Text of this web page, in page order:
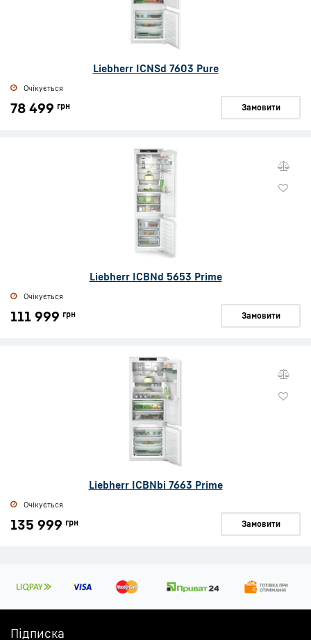
Liebherr ICNSd 7603 Pure
Очікується
78 499 грн Замовити
Liebherr ICBNd 5653 Prime
Очікується
111 999 грн Замовити
Liebherr ICBNbi 7663 Prime
Очікується
135 999 грн Замовити
Підписка